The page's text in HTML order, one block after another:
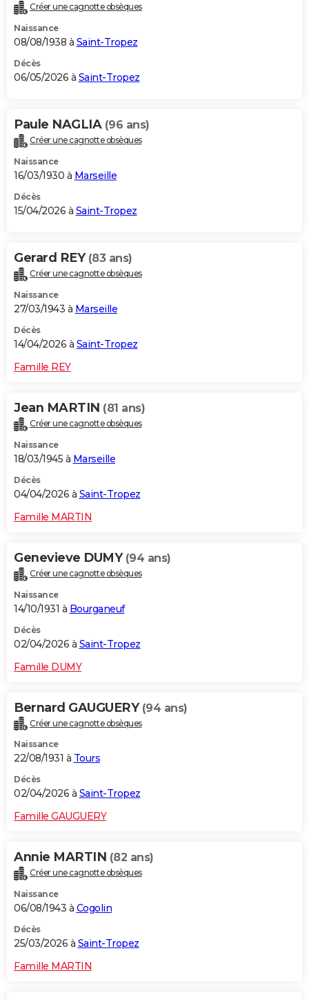
Créer une cagnotte obsèques
Naissance
08/08/1938 à Saint-Tropez
Décès
06/05/2026 à Saint-Tropez
Paule NAGLIA (96 ans)
Créer une cagnotte obsèques
Naissance
16/03/1930 à Marseille
Décès
15/04/2026 à Saint-Tropez
Gerard REY (83 ans)
Créer une cagnotte obsèques
Naissance
27/03/1943 à Marseille
Décès
14/04/2026 à Saint-Tropez
Famille REY
Jean MARTIN (81 ans)
Créer une cagnotte obsèques
Naissance
18/03/1945 à Marseille
Décès
04/04/2026 à Saint-Tropez
Famille MARTIN
Genevieve DUMY (94 ans)
Créer une cagnotte obsèques
Naissance
14/10/1931 à Bourganeuf
Décès
02/04/2026 à Saint-Tropez
Famille DUMY
Bernard GAUGUERY (94 ans)
Créer une cagnotte obsèques
Naissance
22/08/1931 à Tours
Décès
02/04/2026 à Saint-Tropez
Famille GAUGUERY
Annie MARTIN (82 ans)
Créer une cagnotte obsèques
Naissance
06/08/1943 à Cogolin
Décès
25/03/2026 à Saint-Tropez
Famille MARTIN